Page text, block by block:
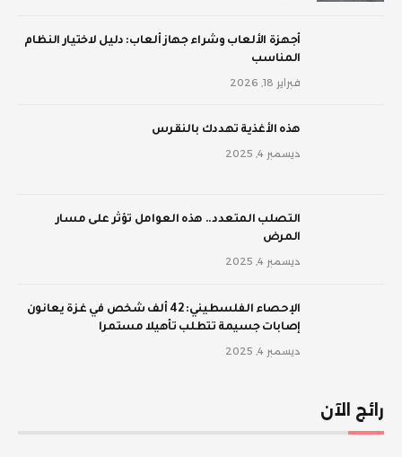
أجهزة الألعاب وشراء جهاز ألعاب: دليل لاختيار النظام
المناسب
فبراير 18, 2026
‫هذه الأغذية تهددك بالنقرس
ديسمبر 4, 2025
‫التصلب المتعدد.. هذه العوامل تؤثر على مسار
المرض
ديسمبر 4, 2025
الإحصاء الفلسطيني: 42 ألف شخص في غزة يعانون
إصابات جسيمة تتطلب تأهيلا مستمرا
ديسمبر 4, 2025
رائج الآن